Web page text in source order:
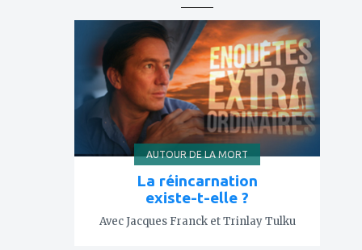
mes
favoris
AUTOUR DE LA MORT
La réincarnation
existe-t-elle ?
Avec Jacques Franck et Trinlay Tulku